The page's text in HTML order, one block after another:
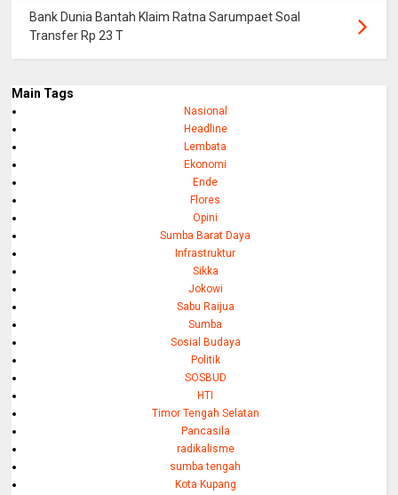
Bank Dunia Bantah Klaim Ratna Sarumpaet Soal
Transfer Rp 23 T
Main Tags
Nasional
Headline
Lembata
Ekonomi
Ende
Flores
Opini
Sumba Barat Daya
Infrastruktur
Sikka
Jokowi
Sabu Raijua
Sumba
Sosial Budaya
Politik
SOSBUD
HTI
Timor Tengah Selatan
Pancasila
radikalisme
sumba tengah
Kota Kupang